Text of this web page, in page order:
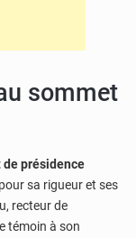
sommet
présidence
sa rigueur et ses
recteur de
témoin à son